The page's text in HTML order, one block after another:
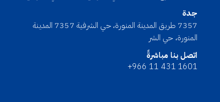
جدة
7357 طريق المدينة المنورة، حي الشرفية 7357 المدينة
المنورة، حي الشر
اتصل بنا مباشرةً
+966 11 431 1601